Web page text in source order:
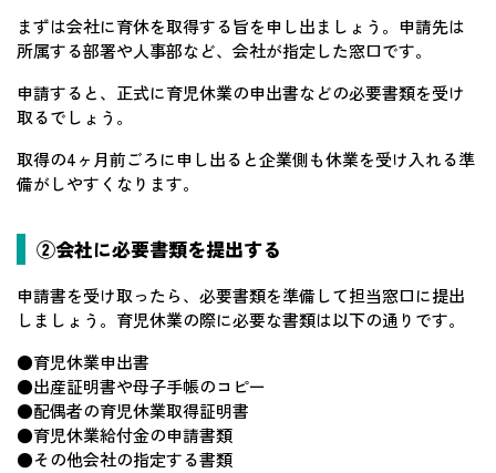
まずは会社に育休を取得する旨を申し出ましょう。申請先は
所属する部署や人事部など、会社が指定した窓口です。
申請すると、正式に育児休業の申出書などの必要書類を受け
取るでしょう。
取得の4ヶ月前ごろに申し出ると企業側も休業を受け入れる準
備がしやすくなります。
②会社に必要書類を提出する
申請書を受け取ったら、必要書類を準備して担当窓口に提出
しましょう。育児休業の際に必要な書類は以下の通りです。
●育児休業申出書
●出産証明書や母子手帳のコピー
●配偶者の育児休業取得証明書
●育児休業給付金の申請書類
●その他会社の指定する書類